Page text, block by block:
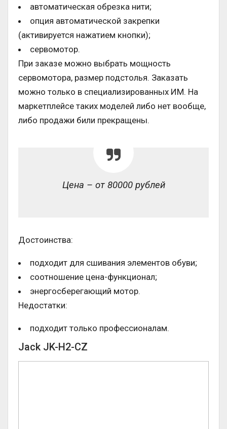
автоматическая обрезка нити;
опция автоматической закрепки
(активируется нажатием кнопки);
сервомотор.
При заказе можно выбрать мощность
сервомотора, размер подстолья. Заказать
можно только в специализированных ИМ. На
маркетплейсе таких моделей либо нет вообще,
либо продажи били прекращены.
Цена – от 80000 рублей
Достоинства:
подходит для сшивания элементов обуви;
соотношение цена-функционал;
энергосберегающий мотор.
Недостатки:
подходит только профессионалам.
Jack JK-H2-CZ